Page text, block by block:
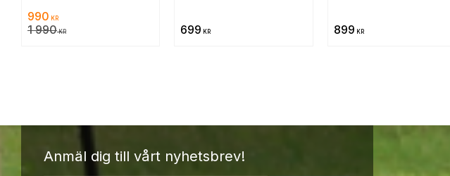
990 KR
1 990KR 699 KR 899 KR
Anmäl dig till vårt nyhetsbrev!